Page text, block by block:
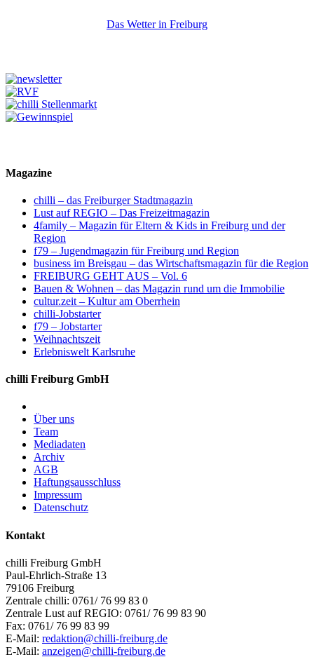
Das Wetter in Freiburg
Magazine
chilli – das Freiburger Stadtmagazin
Lust auf REGIO – Das Freizeitmagazin
4family – Magazin für Eltern & Kids in Freiburg und der
Region
f79 – Jugendmagazin für Freiburg und Region
business im Breisgau – das Wirtschaftsmagazin für die Region
FREIBURG GEHT AUS – Vol. 6
Bauen & Wohnen – das Magazin rund um die Immobilie
cultur.zeit – Kultur am Oberrhein
chilli-Jobstarter
f79 – Jobstarter
Weihnachtszeit
Erlebniswelt Karlsruhe
chilli Freiburg GmbH
Über uns
Team
Mediadaten
Archiv
AGB
Haftungsausschluss
Impressum
Datenschutz
Kontakt
chilli Freiburg GmbH
Paul-Ehrlich-Straße 13
79106 Freiburg
Zentrale chilli: 0761/ 76 99 83 0
Zentrale Lust auf REGIO: 0761/ 76 99 83 90
Fax: 0761/ 76 99 83 99
E-Mail: redaktion@chilli-freiburg.de
E-Mail: anzeigen@chilli-freiburg.de